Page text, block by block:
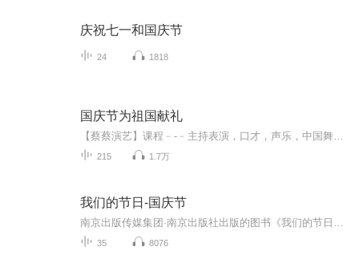
庆祝七一和国庆节
24 1818
国庆节为祖国献礼
215 1.7万
我们的节日-国庆节
35 8076